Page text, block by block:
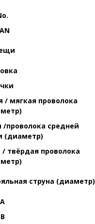
/ мягкая проволока
проволока средней
(диаметр)
твёрдая проволока
струна (диаметр)
A
B